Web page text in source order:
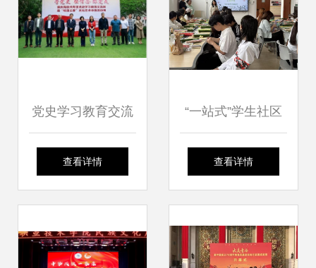
党史学习教育交流
展暨“校园之春”文
院圆满举办——深
查看详情
“一站式”学生社区
活动│不借谁的
——音乐学院扭扭
查看详情